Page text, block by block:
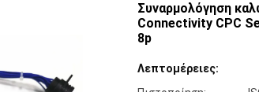
Συναρμολόγηση
Connectivity CPC
8p
Λεπτομέρειες: